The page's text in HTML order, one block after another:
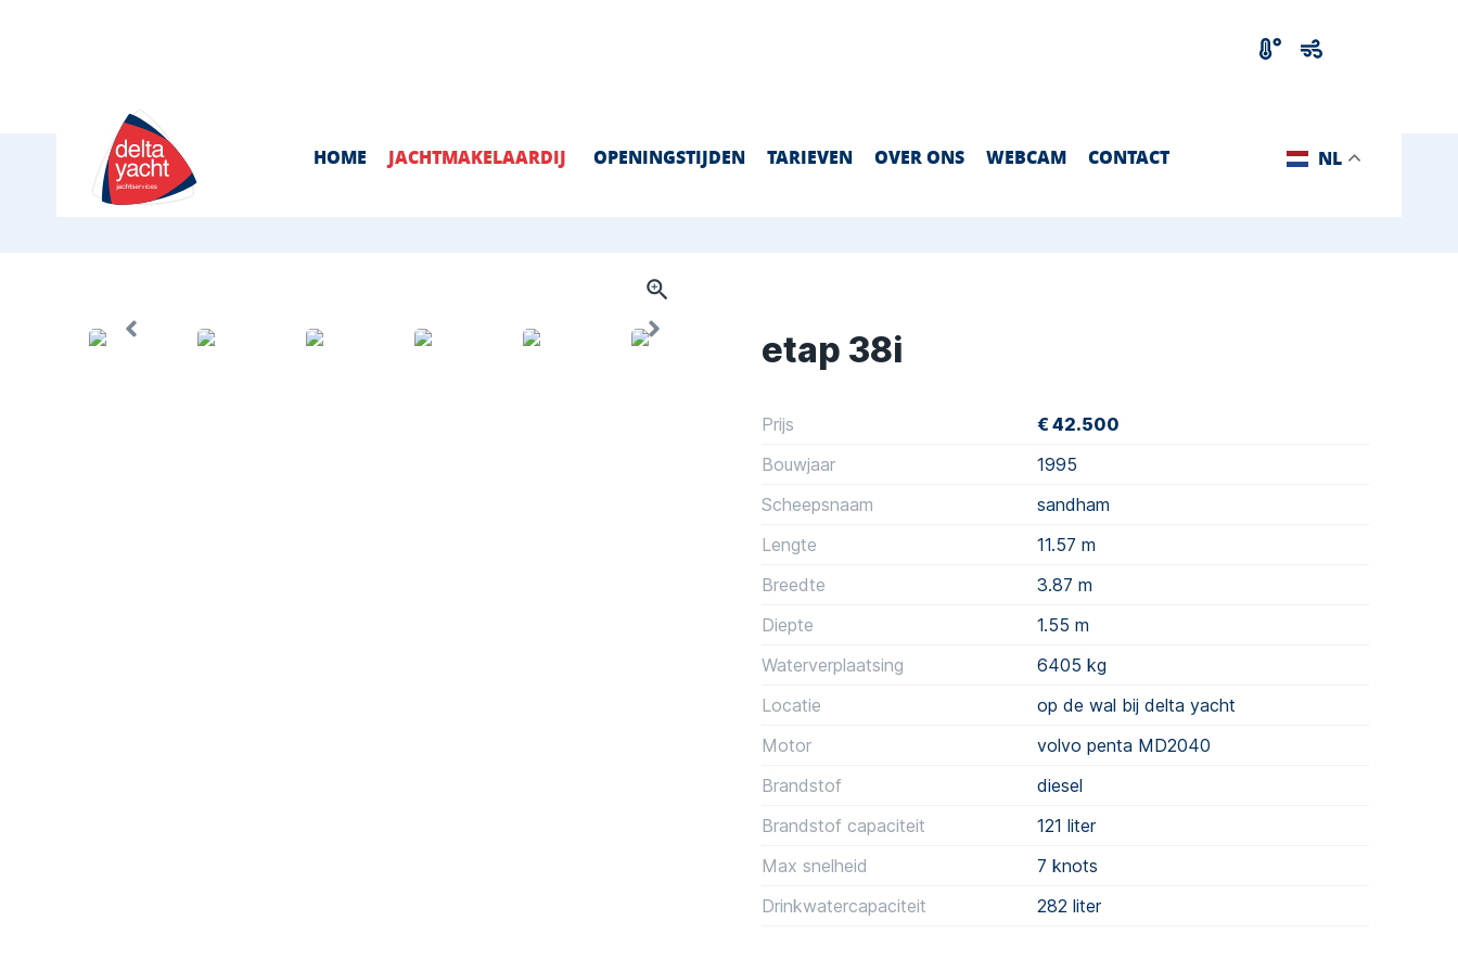
NL
HOME JACHTMAKELAARDIJ OPENINGSTIJDEN TARIEVEN OVER ONS WEBCAM CONTACT
etap 38i
Prijs
€ 42.500
Bouwjaar
1995
Scheepsnaam
sandham
Lengte
11.57 m
Breedte
3.87 m
Diepte
1.55 m
Waterverplaatsing
6405 kg
Locatie
op de wal bij delta yacht
Motor
volvo penta MD2040
Brandstof
diesel
Brandstof capaciteit
121 liter
Max snelheid
7 knots
Drinkwatercapaciteit
282 liter